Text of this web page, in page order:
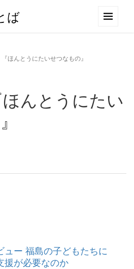
ば
ほんとうにたいせつなもの』
んとうにたい
ュー 福島の子どもたちに
援が必要なのか